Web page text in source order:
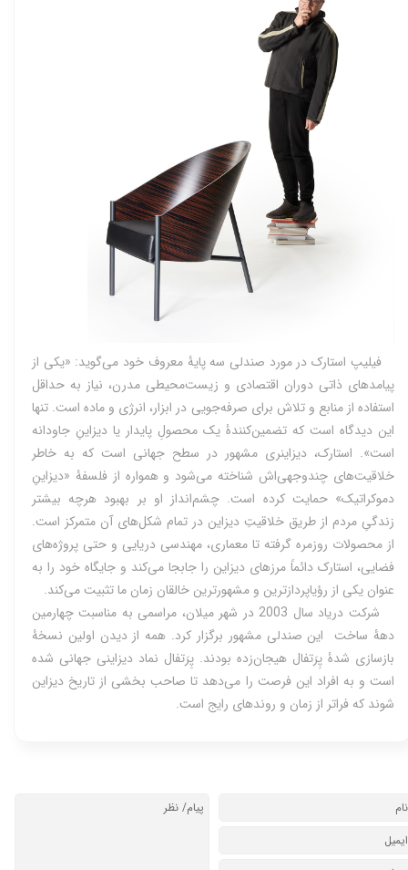
فیلیپ استارک در مورد صندلی سه پایۀ معروف خود می‌گوید: «یکی از
پیامدهای ذاتی دوران اقتصادی و زیست‌محیطی مدرن، نیاز به حداقل
استفاده از منابع و تلاش برای صرفه‌جویی در ابزار، انرژی و ماده است. تنها
این دیدگاه است که تضمین‌کنندۀ یک محصولِ پایدار یا دیزاینِ جاودانه
است». استارک، دیزاینری مشهور در سطح جهانی است که به خاطر
خلاقیت‌های چندوجهی‌اش شناخته می‌شود و همواره از فلسفۀ «دیزاینِ
دموکراتیک» حمایت کرده است. چشم‌انداز او بر بهبود هرچه بیشتر
زندگیِ مردم از طریق خلاقیتِ دیزاین در تمام شکل‌های آن متمرکز است.
از محصولات روزمره گرفته تا معماری، مهندسی دریایی و حتی پروژه‌های
فضایی، استارک دائماً مرزهای دیزاین را جابجا می‌کند و جایگاه خود را به
عنوان یکی از رؤیاپردازترین و مشهورترین خالقان زمان ما تثبیت می‌کند.
شرکت دریاد سال 2003 در شهر میلان، مراسمی به مناسبت چهارمین
دهۀ ساخت این صندلی مشهور برگزار کرد. همه از دیدن اولین نسخۀ
بازسازی شدۀ پِرَتفال هیجان‌زده بودند. پِرَتفال نماد دیزاینی جهانی شده
است و به افراد این فرصت را می‌دهد تا صاحب بخشی از تاریخ دیزاین
شوند که فراتر از زمان و روندهای رایج است.